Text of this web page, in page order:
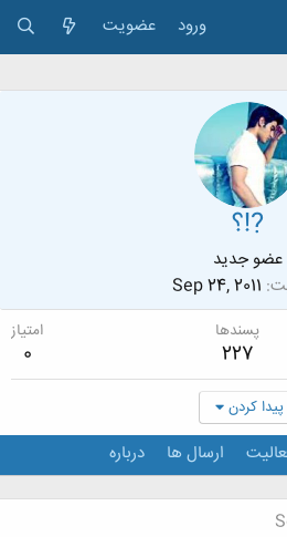
ورود عضویت
?!؟
عضو جدید
Sep 24, 2011
پسندها
227
امتیاز
0
پیدا کردن
ارسال ها درباره